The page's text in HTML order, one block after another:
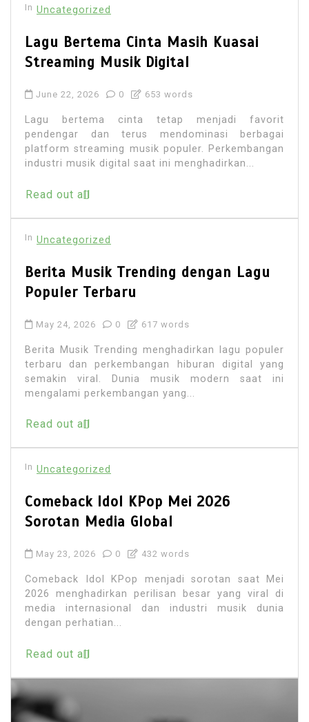
In Uncategorized
Lagu Bertema Cinta Masih Kuasai
Streaming Musik Digital
June 22, 2026 0 653 words
Lagu bertema cinta tetap menjadi favorit
pendengar dan terus mendominasi berbagai
platform streaming musik populer. Perkembangan
industri musik digital saat ini menghadirkan...
Read out all
In Uncategorized
Berita Musik Trending dengan Lagu
Populer Terbaru
May 24, 2026 0 617 words
Berita Musik Trending menghadirkan lagu populer
terbaru dan perkembangan hiburan digital yang
semakin viral. Dunia musik modern saat ini
mengalami perkembangan yang...
Read out all
In Uncategorized
Comeback Idol KPop Mei 2026
Sorotan Media Global
May 23, 2026 0 432 words
Comeback Idol KPop menjadi sorotan saat Mei
2026 menghadirkan perilisan besar yang viral di
media internasional dan industri musik dunia
dengan perhatian...
Read out all